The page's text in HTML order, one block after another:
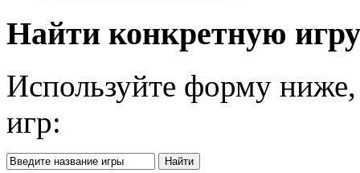
Найти конкретную
Используйте форму
игр: